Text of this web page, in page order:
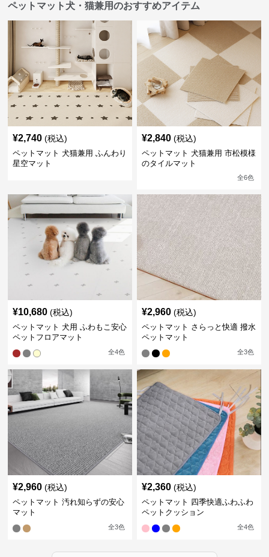
ペットマット犬・猫兼用のおすすめアイテム
¥2,740 (税込)
ペットマット 犬猫兼用 ふんわり
星空マット
¥2,840 (税込)
ペットマット 犬猫兼用 市松模様
のタイルマット
全6色
¥10,680 (税込)
ペットマット 犬用 ふわもこ安心
ペットフロアマット
全4色
¥2,960 (税込)
ペットマット さらっと快適 撥水
ペットマット
全3色
¥2,960 (税込)
ペットマット 汚れ知らずの安心
マット
全3色
¥2,360 (税込)
ペットマット 四季快適ふわふわ
ペットクッション
全4色